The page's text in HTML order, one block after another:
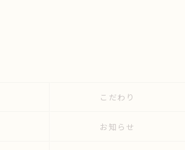
こだわり
お知らせ